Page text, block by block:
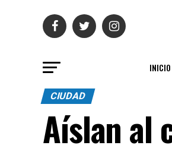
INICIO
CIUDAD
Aíslan al